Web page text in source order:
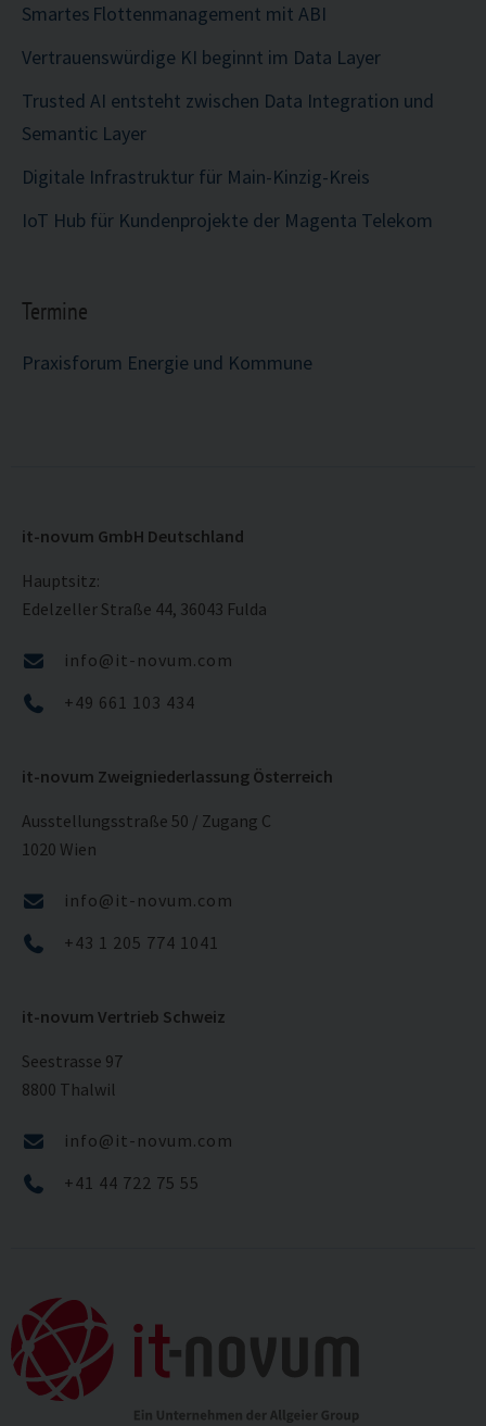
Smartes Flottenmanagement mit ABI
Vertrauenswürdige KI beginnt im Data Layer
Trusted AI entsteht zwischen Data Integration und
Semantic Layer
Digitale Infrastruktur für Main-Kinzig-Kreis
IoT Hub für Kundenprojekte der Magenta Telekom
Termine
Praxisforum Energie und Kommune
it-novum GmbH Deutschland
Hauptsitz:
Edelzeller Straße 44, 36043 Fulda
info@it-novum.com
+49 661 103 434
it-novum Zweigniederlassung Österreich
Ausstellungsstraße 50 / Zugang C
1020 Wien
info@it-novum.com
+43 1 205 774 1041
it-novum Vertrieb Schweiz
Seestrasse 97
8800 Thalwil
info@it-novum.com
+41 44 722 75 55